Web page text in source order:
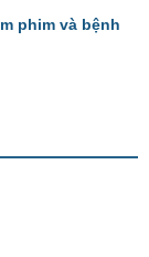
phim và bệnh